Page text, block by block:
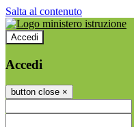
Salta al contenuto
Accedi
Accedi
button close ×